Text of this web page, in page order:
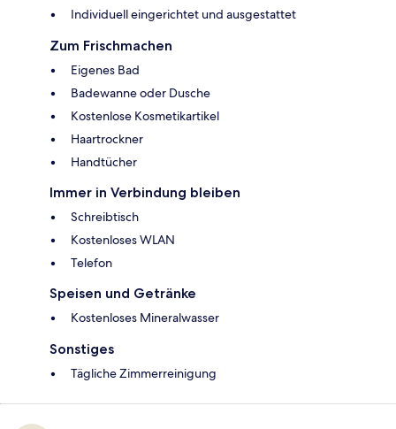
Individuell eingerichtet und ausgestattet
Zum Frischmachen
Eigenes Bad
Badewanne oder Dusche
Kostenlose Kosmetikartikel
Haartrockner
Handtücher
Immer in Verbindung bleiben
Schreibtisch
Kostenloses WLAN
Telefon
Speisen und Getränke
Kostenloses Mineralwasser
Sonstiges
Tägliche Zimmerreinigung